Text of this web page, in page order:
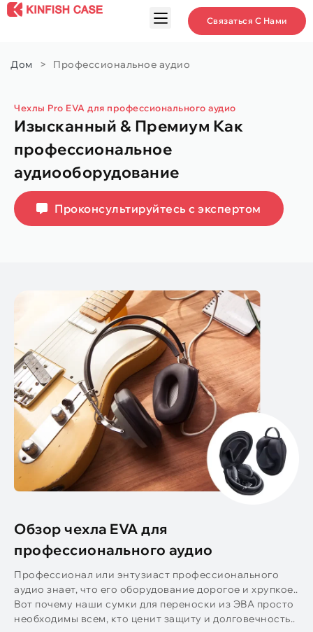
Связаться С Нами
Дом > Профессиональное аудио
Чехлы Pro EVA для профессионального аудио
Изысканный & Премиум Как
профессиональное
аудиооборудование
Проконсультируйтесь с экспертом
Обзор чехла EVA для
профессионального аудио
Профессионал или энтузиаст профессионального
аудио знает, что его оборудование дорогое и хрупкое..
Вот почему наши сумки для переноски из ЭВА просто
необходимы всем, кто ценит защиту и долговечность..